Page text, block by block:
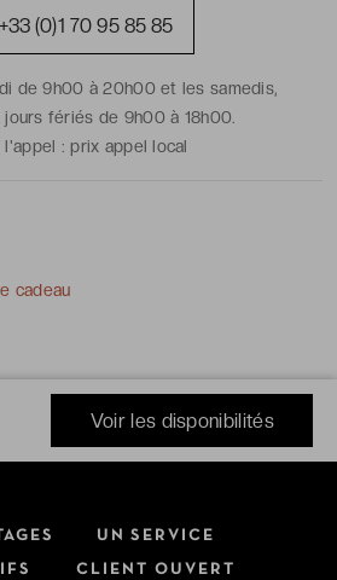
+33 (0)1 70 95 85 85
de 9h00 à 20h00 et les samedis,
jours fériés de 9h00 à 18h00.
l'appel :prix appel local
cadeau
Voir les disponibilités
UN SERVICE
CLIENT OUVERT